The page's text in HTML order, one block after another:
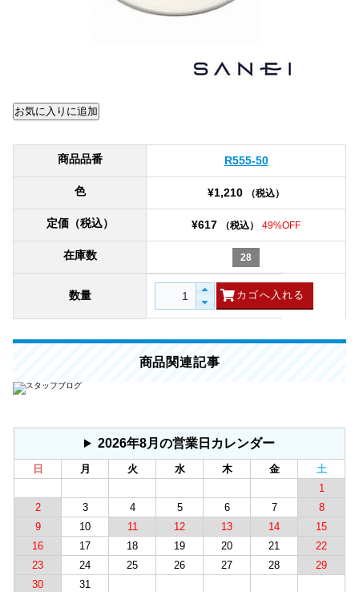
商品品番 R555-50
色 ¥1,210 （税込）
定価（税込） ¥617 （税込） 49%OFF
在庫数 28
数量
商品関連記事
2026年8月の営業日カレンダー
日 月 火 水 木 金
土
1
2
3 4 5 6 7
8
9
10 11 12 13 14
15
16
17 18 19 20 21
22
23
24 25 26 27 28
29
30
31